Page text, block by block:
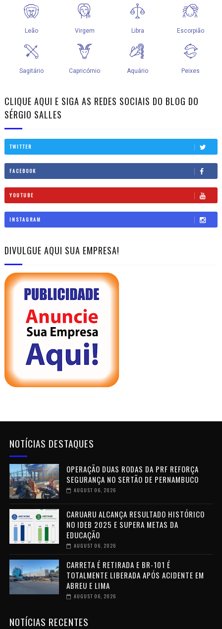
CLIQUE AQUI E SIGA AS REDES SOCIAIS DO BLOG DO
SÉRGIO SALLES
TWITTER
FACEBOOK
YOUTUBE
INSTAGRAM
DIVULGUE AQUI SUA EMPRESA!
NOTÍCIAS DESTAQUES
OPERAÇÃO DUAS RODAS DA PRF REFORÇA
SEGURANÇA NO SERTÃO DE PERNAMBUCO
AUGUST 06, 2026
CARUARU ALCANÇA RESULTADO HISTÓRICO
NO IDEB 2025 E SUPERA METAS DA
EDUCAÇÃO
AUGUST 06, 2026
CARRETA É RETIRADA E BR-101 É
TOTALMENTE LIBERADA APÓS ACIDENTE EM
ABREU E LIMA
AUGUST 06, 2026
NOTÍCIAS RECENTES